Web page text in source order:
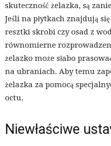
skuteczność żelazka, są
Jeśli na płytkach znajdują
resztki skrobi czy osad z
równomierne
żelazko może słabo
na ubraniach. Aby temu
żelazka za pomocą
octu.
Niewłaściwe